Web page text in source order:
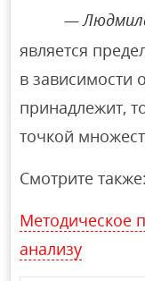
является
в зависимости
принадлежит,
точкой
Смотрите также:
Методическое
анализу